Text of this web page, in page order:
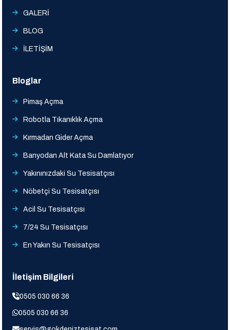
GALERİ
BLOG
İLETİŞİM
Bloglar
Pimaş Açma
Robotla Tıkanıklık Açma
Kırmadan Gider Açma
Banyodan Alt Kata Su Damlatıyor
Yakınınızdaki Su Tesisatçısı
Nöbetçi Su Tesisatçısı
Acil Su Tesisatçısı
7/24 Su Tesisatçısı
En Yakın Su Tesisatçısı
İletişim Bilgileri
0505 030 66 36
0505 030 66 36